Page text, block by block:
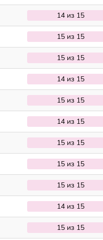
14 из 15
15 из 15
15 из 15
14 из 15
15 из 15
14 из 15
15 из 15
15 из 15
15 из 15
14 из 15
15 из 15